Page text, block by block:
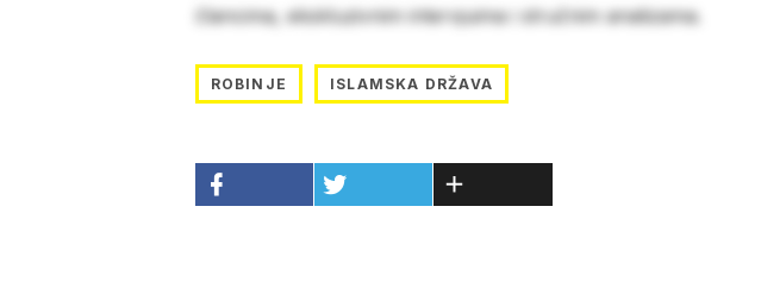
člancima, ekskluzivnim intervjuima i stručnim analizama.
ROBINJE ISLAMSKA DRŽAVA